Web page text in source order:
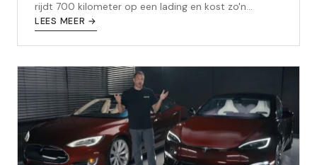
rijdt 700 kilometer op een lading en kost zo'n
112.000 euro.
LEES MEER →